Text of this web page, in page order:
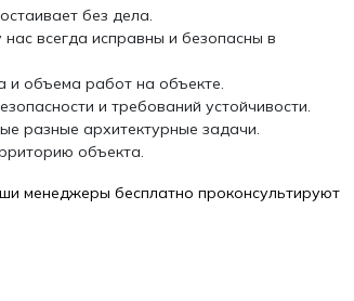
без дела.
всегда исправны и безопасны в
и объема работ на объекте.
и требований устойчивости.
разные архитектурные задачи.
объекта.
менеджеры бесплатно проконсультируют